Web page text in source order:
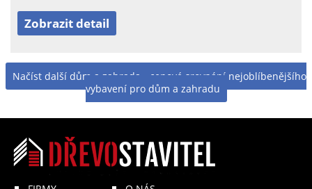
Zobrazit detail
Načíst další dům a zahrada - cenové srovnání nejoblíbenějšího
vybavení pro dům a zahradu